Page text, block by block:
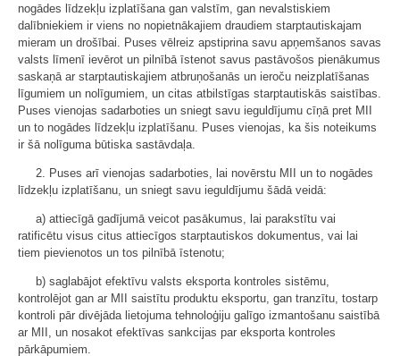
nogādes līdzekļu izplatīšana gan valstīm, gan nevalstiskiem
dalībniekiem ir viens no nopietnākajiem draudiem starptautiskajam
mieram un drošībai. Puses vēlreiz apstiprina savu apņemšanos savas
valsts līmenī ievērot un pilnībā īstenot savus pastāvošos pienākumus
saskaņā ar starptautiskajiem atbruņošanās un ieroču neizplatīšanas
līgumiem un nolīgumiem, un citas atbilstīgas starptautiskās saistības.
Puses vienojas sadarboties un sniegt savu ieguldījumu cīņā pret MII
un to nogādes līdzekļu izplatīšanu. Puses vienojas, ka šis noteikums
ir šā nolīguma būtiska sastāvdaļa.
2. Puses arī vienojas sadarboties, lai novērstu MII un to nogādes
līdzekļu izplatīšanu, un sniegt savu ieguldījumu šādā veidā:
a) attiecīgā gadījumā veicot pasākumus, lai parakstītu vai
ratificētu visus citus attiecīgos starptautiskos dokumentus, vai lai
tiem pievienotos un tos pilnībā īstenotu;
b) saglabājot efektīvu valsts eksporta kontroles sistēmu,
kontrolējot gan ar MII saistītu produktu eksportu, gan tranzītu, tostarp
kontroli pār divējāda lietojuma tehnoloģiju galīgo izmantošanu saistībā
ar MII, un nosakot efektīvas sankcijas par eksporta kontroles
pārkāpumiem.